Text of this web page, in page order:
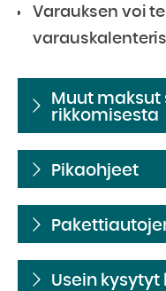
Varauksen voi
Muut
rikkomisesta
Pikaohjeet
Usein